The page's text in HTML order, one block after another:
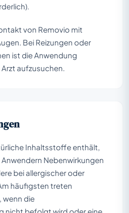
von Removio mit
Bei Reizungen oder
ist die Anwendung
aufzusuchen.
Inhaltsstoffe enthält,
Nebenwirkungen
bei allergischer oder
häufigsten treten
wenn die
nicht befolgt wird oder eine